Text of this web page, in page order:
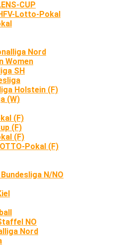
CUP
Lotto-Pokal
Nord
Women
SH
Holstein (F)
(W)
(F)
(F)
(F)
Pokal (F)
N/NO
NO
Nord